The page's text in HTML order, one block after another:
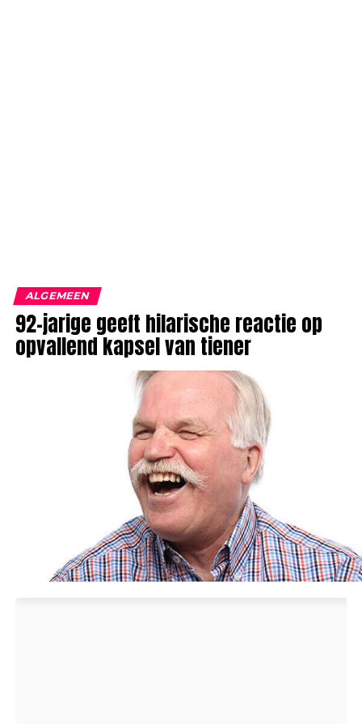
ALGEMEEN
92-jarige geeft hilarische reactie op
opvallend kapsel van tiener